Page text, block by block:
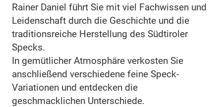
Rainer Daniel führt Sie mit viel Fachwissen und
Leidenschaft durch die Geschichte und die
traditionsreiche Herstellung des Südtiroler
Specks.
In gemütlicher Atmosphäre verkosten Sie
anschließend verschiedene feine Speck-
Variationen und entdecken die
geschmacklichen Unterschiede.